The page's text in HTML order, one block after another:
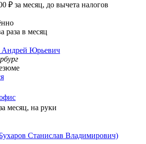
₽ за месяц, до вычета налогов
раза в месяц
Андрей Юрьевич
месяц, на руки
Станислав Владимирович)